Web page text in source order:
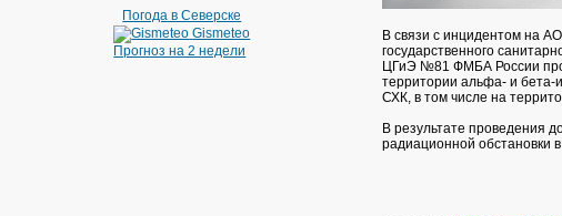
Погода в Северске
Gismeteo
Прогноз на 2 недели
В связи с инцидентом на
государственного
ЦГиЭ №81 ФМБА России
территории альфа- и
СХК, в том числе на
В результате проведения
радиационной обстановки